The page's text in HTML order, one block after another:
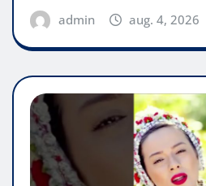
admin aug. 4, 2026